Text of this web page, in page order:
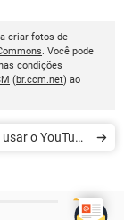
criar fotos de
. Você pode
condições
(br.ccm.net) ao
o YouTube